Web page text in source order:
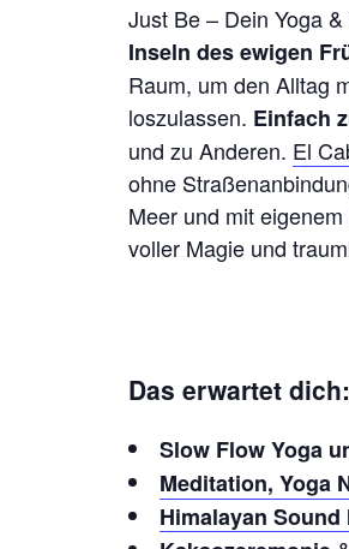
Just Be – Dein Yoga
Inseln des ewigen
Raum, um den Alltag
loszulassen. Einfach
und zu Anderen. El
ohne
Meer und mit
voller Magie und
Das erwartet dich:
Slow Flow Yoga
Meditation, Yoga
Himalayan